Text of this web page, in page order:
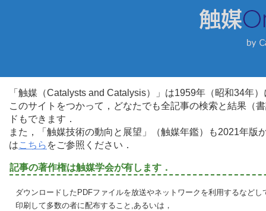
「触媒（Catalysts and Catalysis）」は1959年（昭和34年
このサイトをつかって，どなたでも全記事の検索と結果（
ドもできます．
また，「触媒技術の動向と展望」（触媒年鑑）も2021年
はこちら をご参照ください．
記事の著作権は触媒学会が有します．
ダウンロードしたPDFファイルを放送やネットワークを利用するなど
印刷して多数の者に配布すること,あるいは，